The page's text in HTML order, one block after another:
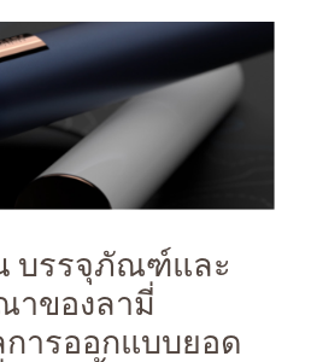
บรรจุภัณฑ์และ
าของลามี่
การออกแบบยอด